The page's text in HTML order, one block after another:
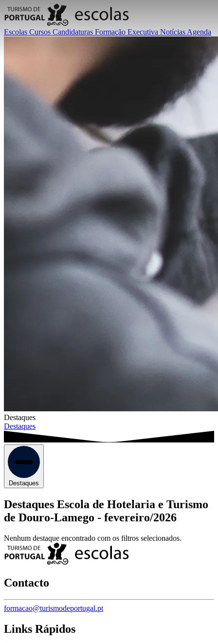
Escolas Cursos Candidaturas Formação Executiva Notícias Agenda
Destaques
Destaques
Destaques
Destaques Escola de Hotelaria e Turismo
de Douro-Lamego - fevereiro/2026
Nenhum destaque encontrado com os filtros selecionados.
Contacto
formacao@turismodeportugal.pt
Links Rápidos